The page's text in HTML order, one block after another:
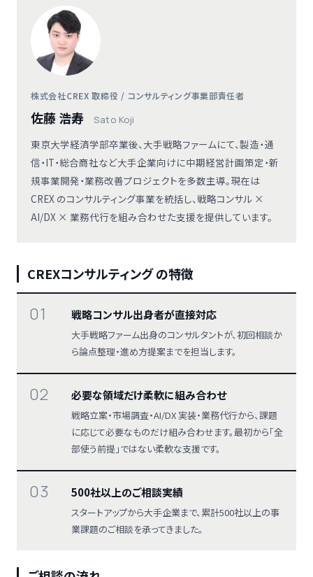
株式会社CREX 取締役 / コンサルティング事業部責任者
佐藤 浩寿 Sato Koji
東京大学経済学部卒業後、大手戦略ファームにて、製造・通
信・IT・総合商社など大手企業向けに中期経営計画策定・新
規事業開発・業務改善プロジェクトを多数主導。現在は
CREX のコンサルティング事業を統括し、戦略コンサル ×
AI/DX × 業務代行を組み合わせた支援を提供しています。
CREXコンサルティング の特徴
01 戦略コンサル出身者が直接対応
大手戦略ファーム出身のコンサルタントが、初回相談か
ら論点整理・進め方提案までを担当します。
02 必要な領域だけ柔軟に組み合わせ
戦略立案・市場調査・AI/DX 実装・業務代行から、課題
に応じて必要なものだけ組み合わせます。最初から「全
部使う前提」ではない柔軟な支援です。
03 500社以上のご相談実績
スタートアップから大手企業まで、累計500社以上の事
業課題のご相談を承ってきました。